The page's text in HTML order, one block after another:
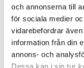
och annonserna till
för sociala medier
vidarebefordrar
information från din
annons- och